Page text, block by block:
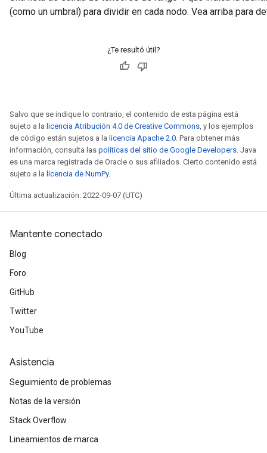
(como un umbral) para dividir en cada nodo. Vea arriba para
¿Te resultó útil?
Salvo que se indique lo contrario, el contenido de esta página está
sujeto a la licencia Atribución 4.0 de Creative Commons, y los ejemplos
de código están sujetos a la licencia Apache 2.0. Para obtener más
información, consulta las políticas del sitio de Google Developers. Java
es una marca registrada de Oracle o sus afiliados. Cierto contenido está
sujeto a la licencia de NumPy.
Última actualización: 2022-09-07 (UTC)
Mantente conectado
Blog
Foro
GitHub
Twitter
YouTube
Asistencia
Seguimiento de problemas
Notas de la versión
Stack Overflow
Lineamientos de marca